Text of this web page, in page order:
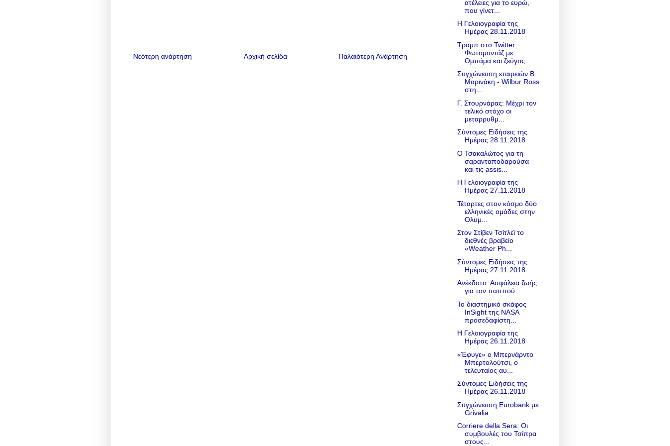
Νεότερη ανάρτηση Παλαιότερη Ανάρτηση
Αρχική σελίδα
ατέλειες για το ευρώ,
που γίνετ...
Η Γελοιογραφία της
Ημέρας 28.11.2018
Τραμπ στο Twitter:
Φωτομοντάζ με
Ομπάμα και ζεύγος...
Συγχώνευση εταιρειών Β.
Μαρινάκη - Wilbur Ross
στη...
Γ. Στουρνάρας: Μέχρι τον
τελικό στόχο οι
μεταρρυθμ...
Σύντομες Ειδήσεις της
Ημέρας 28.11.2018
Ο Τσακαλώτος για τη
σαρανταποδαρούσα
και τις assis...
Η Γελοιογραφία της
Ημέρας 27.11.2018
Τέταρτες στον κόσμο δύο
ελληνικές ομάδες στην
Ολυμ...
Στον Στίβεν Τσίτλεϊ το
διεθνές βραβείο
«Weather Ph...
Σύντομες Ειδήσεις της
Ημέρας 27.11.2018
Ανέκδοτο: Ασφάλεια ζωής
για τον παππού
Το διαστημικό σκάφος
InSight της NASA
προσεδαφίστη...
Η Γελοιογραφία της
Ημέρας 26.11.2018
«Έφυγε» ο Μπερνάρντο
Μπερτολούτσι, ο
τελευταίος αυ...
Σύντομες Ειδήσεις της
Ημέρας 26.11.2018
Συγχώνευση Eurobank με
Grivalia
Corriere della Sera: Οι
συμβουλές του Τσίπρα
στους...